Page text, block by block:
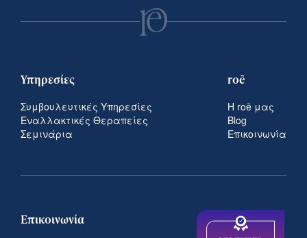
Υπηρεσίες
Συμβουλευτικές Υπηρεσίες
Εναλλακτικές Θεραπείες
Σεμινάρια
roē
Η roē μας
Blog
Επικοινωνία
Επικοινωνία